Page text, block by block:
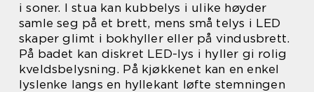
i soner. I stua kan kubbelys i ulike høyder
samle seg på et brett, mens små telys i LED
skaper glimt i bokhyller eller på vindusbrett.
På badet kan diskret LED-lys i hyller gi rolig
kveldsbelysning. På kjøkkenet kan en enkel
lyslenke langs en hyllekant løfte stemningen